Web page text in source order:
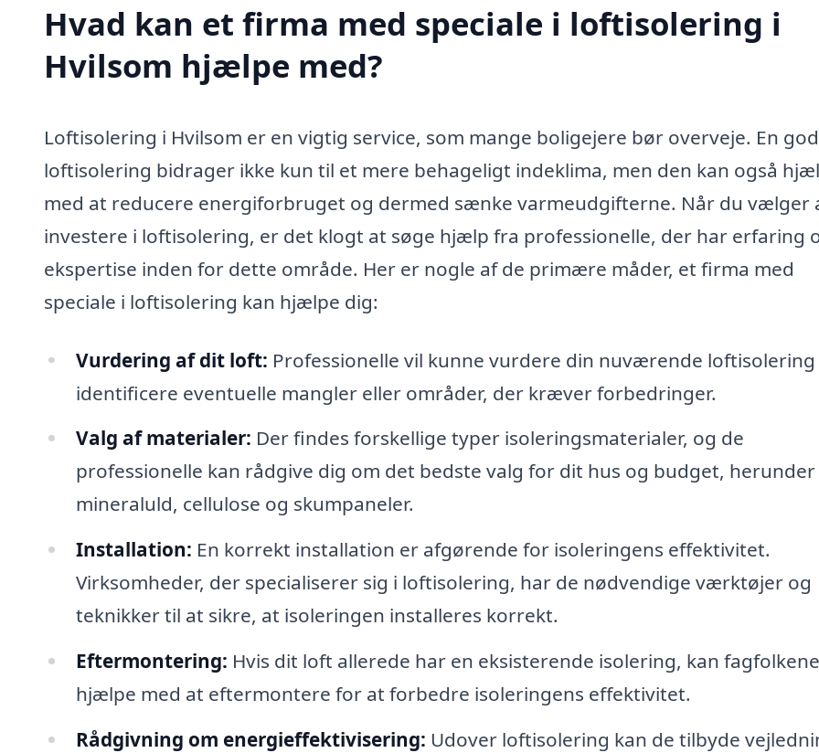
Hvad kan et firma med speciale i loftisolering i
Hvilsom hjælpe med?
Loftisolering i Hvilsom er en vigtig service, som mange boligejere bør overveje. En god
loftisolering bidrager ikke kun til et mere behageligt indeklima, men den kan også
med at reducere energiforbruget og dermed sænke varmeudgifterne. Når du vælger
investere i loftisolering, er det klogt at søge hjælp fra professionelle, der har erfaring
ekspertise inden for dette område. Her er nogle af de primære måder, et firma med
speciale i loftisolering kan hjælpe dig:
Vurdering af dit loft: Professionelle vil kunne vurdere din nuværende loftisolering
identificere eventuelle mangler eller områder, der kræver forbedringer.
Valg af materialer: Der findes forskellige typer isoleringsmaterialer, og de
professionelle kan rådgive dig om det bedste valg for dit hus og budget, herunder
mineraluld, cellulose og skumpaneler.
Installation: En korrekt installation er afgørende for isoleringens effektivitet.
Virksomheder, der specialiserer sig i loftisolering, har de nødvendige værktøjer og
teknikker til at sikre, at isoleringen installeres korrekt.
Eftermontering: Hvis dit loft allerede har en eksisterende isolering, kan fagfolkene
hjælpe med at eftermontere for at forbedre isoleringens effektivitet.
Rådgivning om energieffektivisering: Udover loftisolering kan de tilbyde